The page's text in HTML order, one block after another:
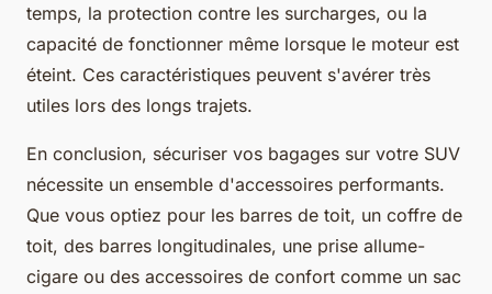
temps, la protection contre les surcharges, ou la
capacité de fonctionner même lorsque le moteur est
éteint. Ces caractéristiques peuvent s'avérer très
utiles lors des longs trajets.
En conclusion, sécuriser vos bagages sur votre SUV
nécessite un ensemble d'accessoires performants.
Que vous optiez pour les barres de toit, un coffre de
toit, des barres longitudinales, une prise allume-
cigare ou des accessoires de confort comme un sac